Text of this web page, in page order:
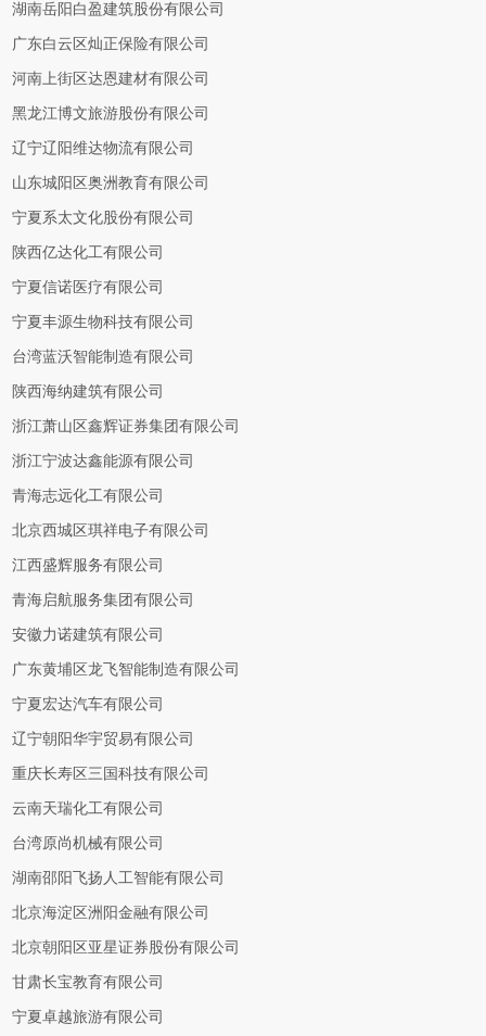
湖南岳阳白盈建筑股份有限公司
广东白云区灿正保险有限公司
河南上街区达恩建材有限公司
黑龙江博文旅游股份有限公司
辽宁辽阳维达物流有限公司
山东城阳区奥洲教育有限公司
宁夏系太文化股份有限公司
陕西亿达化工有限公司
宁夏信诺医疗有限公司
宁夏丰源生物科技有限公司
台湾蓝沃智能制造有限公司
陕西海纳建筑有限公司
浙江萧山区鑫辉证券集团有限公司
浙江宁波达鑫能源有限公司
青海志远化工有限公司
北京西城区琪祥电子有限公司
江西盛辉服务有限公司
青海启航服务集团有限公司
安徽力诺建筑有限公司
广东黄埔区龙飞智能制造有限公司
宁夏宏达汽车有限公司
辽宁朝阳华宇贸易有限公司
重庆长寿区三国科技有限公司
云南天瑞化工有限公司
台湾原尚机械有限公司
湖南邵阳飞扬人工智能有限公司
北京海淀区洲阳金融有限公司
北京朝阳区亚星证券股份有限公司
甘肃长宝教育有限公司
宁夏卓越旅游有限公司